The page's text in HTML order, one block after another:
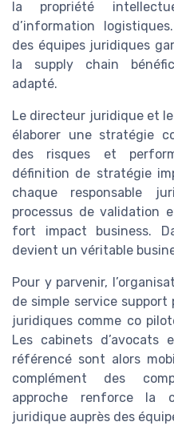
la propriété
d’information
des équipes juridiques
la supply chain
adapté.
Le directeur juridique et
élaborer une stratégie
des risques et
définition de stratégie
chaque responsable
processus de validation
fort impact business.
devient un véritable
Pour y parvenir,
de simple service
juridiques comme co
Les cabinets d’avocats
référencé sont alors
complément des
approche renforce la
juridique auprès des